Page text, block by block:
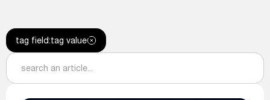
tag field:tag value